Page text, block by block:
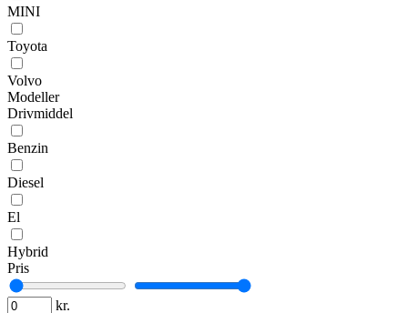
MINI
Toyota
Volvo
Modeller
Drivmiddel
Benzin
Diesel
El
Hybrid
Pris
kr.